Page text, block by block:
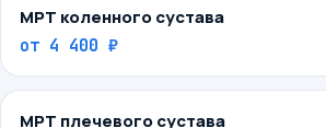
МРТ коленного сустава
от 4 400 ₽
МРТ плечевого сустава